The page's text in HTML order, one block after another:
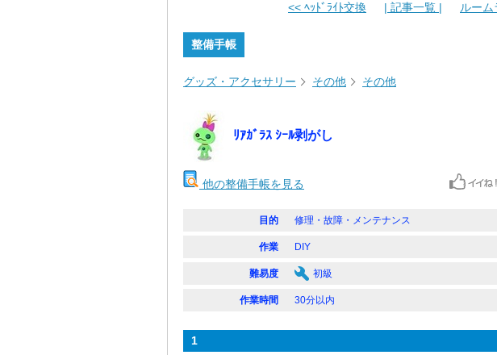
<< ﾍｯﾄﾞﾗｲﾄ交換 | 記事一覧 | ルー
整備手帳
グッズ・アクセサリー その他 その他
ﾘｱｶﾞﾗｽ ｼｰﾙ剥がし
他の整備手帳を見る
目的 修理・故障・メンテナンス
作業 DIY
難易度 初級
作業時間 30分以内
1